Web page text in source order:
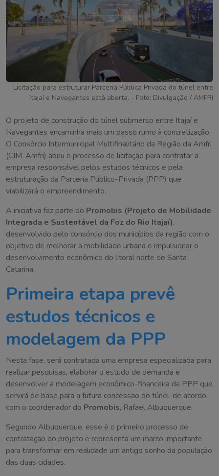
Licitação para estruturar Parceria Pública Privada do túnel entre
Itajaí e Navegantes está aberta. - Foto: Divulgação / AMFRI
O projeto de construção do túnel submerso entre Itajaí e
Navegantes encaminha mais um passo rumo à concretização.
O Consórcio Intermunicipal Multifinalitário da Região da Amfri
(CIM-Amfri) abriu o processo de licitação para contratar a
empresa responsável pelos estudos técnicos e pela
estruturação da Parceria Público-Privada (PPP) que
viabilizará o empreendimento.
A iniciativa faz parte do Promobis (Projeto de Mobilidade
Integrada e Sustentável da Foz do Rio Itajaí),
desenvolvido pelo consórcio dos municípios da região com o
objetivo de melhorar a mobilidade urbana e impulsionar o
desenvolvimento econômico do litoral norte de Santa
Catarina.
Primeira etapa prevê
estudos técnicos e
modelagem da PPP
Nesta fase, será contratada uma empresa especializada para
realizar pesquisas, elaborar o estudo de demanda e
desenvolver a modelagem econômico-financeira da PPP que
servirá de base para a futura concessão do túnel, de acordo
com o coordenador do Promobis, Rafael Albuquerque.
Segundo Albuquerque, esse é o primeiro processo de
contratação do projeto e representa um marco importante
para transformar em realidade um antigo sonho da população
das duas cidades.